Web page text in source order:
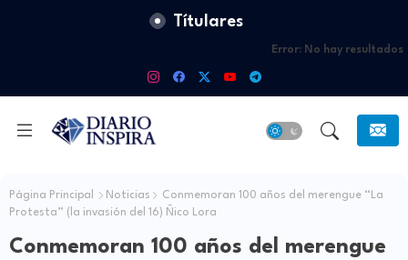
Títulares
Error: No hay resultados
Página Principal Noticias
Conmemoran 100 años del merengue “La
Protesta” (la invasión del 16) Ñico Lora
Conmemoran 100 años del merengue